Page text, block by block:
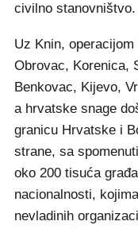
civilno stanovništvo.
Uz Knin,
Obrovac, Korenica,
Benkovac, Kijevo,
a hrvatske snage
granicu Hrvatske i
strane, sa
oko 200 tisuća
nacionalnosti,
nevladinih